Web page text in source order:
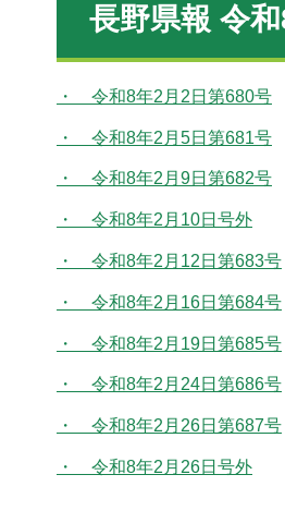
長野県報 令
・ 令和8年2月2日第680号
・ 令和8年2月5日第681号
・ 令和8年2月9日第682号
・ 令和8年2月10日号外
・ 令和8年2月12日第683号
・ 令和8年2月16日第684号
・ 令和8年2月19日第685号
・ 令和8年2月24日第686号
・ 令和8年2月26日第687号
・ 令和8年2月26日号外